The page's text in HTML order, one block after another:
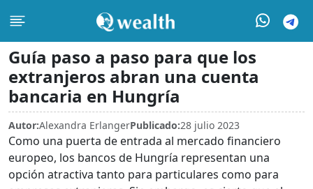
Guía paso a paso para que los
extranjeros abran una cuenta
bancaria en Hungría
Autor:Alexandra ErlangerPublicado:28 julio 2023
Como una puerta de entrada al mercado financiero
europeo, los bancos de Hungría representan una
opción atractiva tanto para particulares como para